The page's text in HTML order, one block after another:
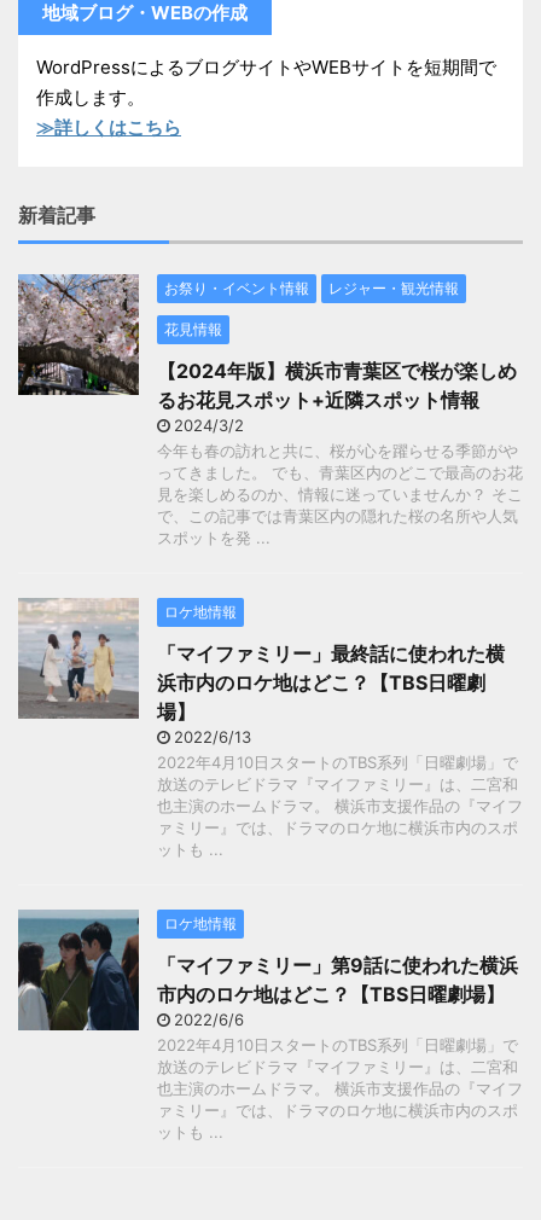
地域ブログ・WEBの作成
WordPressによるブログサイトやWEBサイトを短期間で
作成します。
≫詳しくはこちら
新着記事
お祭り・イベント情報 レジャー・観光情報
花見情報
【2024年版】横浜市青葉区で桜が楽しめ
るお花見スポット+近隣スポット情報
2024/3/2
今年も春の訪れと共に、桜が心を躍らせる季節がや
ってきました。 でも、青葉区内のどこで最高のお花
見を楽しめるのか、情報に迷っていませんか？ そこ
で、この記事では青葉区内の隠れた桜の名所や人気
スポットを発 ...
ロケ地情報
「マイファミリー」最終話に使われた横
浜市内のロケ地はどこ？【TBS日曜劇
場】
2022/6/13
2022年4月10日スタートのTBS系列「日曜劇場」で
放送のテレビドラマ『マイファミリー』は、二宮和
也主演のホームドラマ。 横浜市支援作品の『マイフ
ァミリー』では、ドラマのロケ地に横浜市内のスポ
ットも ...
ロケ地情報
「マイファミリー」第9話に使われた横浜
市内のロケ地はどこ？【TBS日曜劇場】
2022/6/6
2022年4月10日スタートのTBS系列「日曜劇場」で
放送のテレビドラマ『マイファミリー』は、二宮和
也主演のホームドラマ。 横浜市支援作品の『マイフ
ァミリー』では、ドラマのロケ地に横浜市内のスポ
ットも ...